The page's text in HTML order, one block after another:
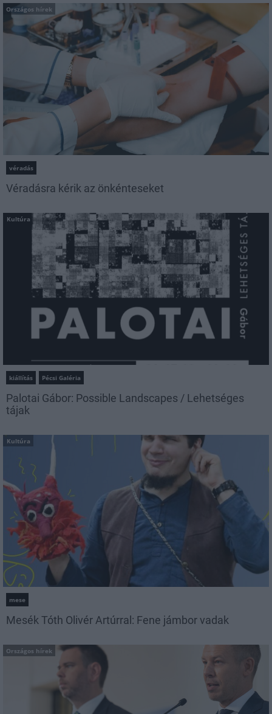
Országos hírek
véradás
Véradásra kérik az önkénteseket
Kultúra
kiállítás Pécsi Galéria
Palotai Gábor: Possible Landscapes / Lehetséges
tájak
Kultúra
mese
Mesék Tóth Olivér Artúrral: Fene jámbor vadak
Országos hírek